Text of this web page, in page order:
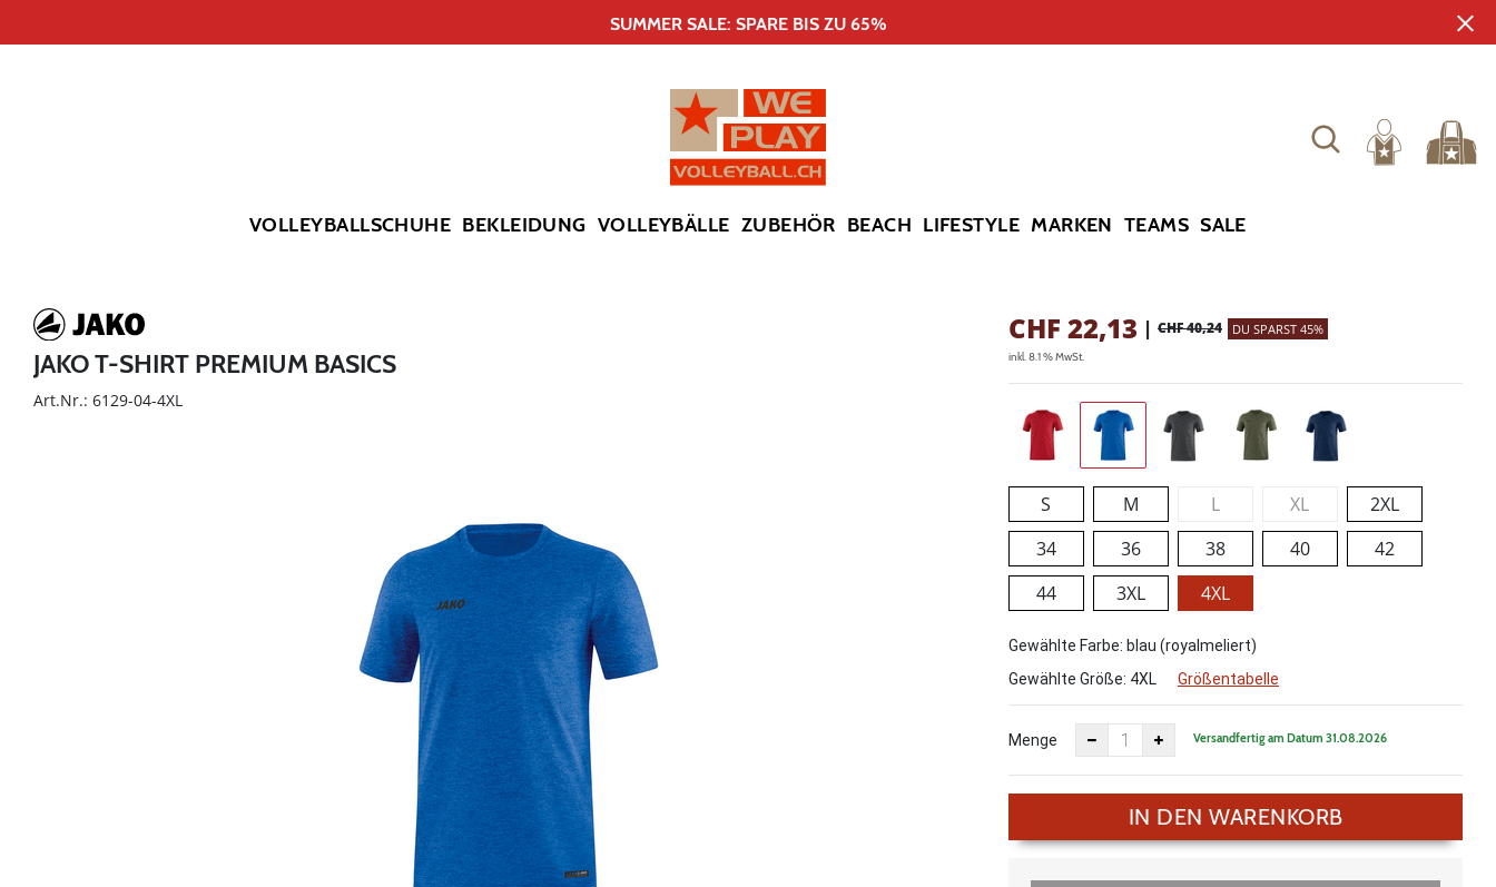
SUMMER SALE: SPARE BIS ZU 65%
VOLLEYBALLSCHUHE BEKLEIDUNG VOLLEYBÄLLE ZUBEHÖR BEACH LIFESTYLE MARKEN TEAMS SALE
JAKO T-SHIRT PREMIUM BASICS
Art.Nr.: 6129-04-4XL
CHF 22,13 | CHF 40,24 DU SPARST 45%
inkl. 8.1 % MwSt.
S M L XL
2XL
34
36 38 40
42
44
3XL 4XL
Gewählte Farbe: blau (royalmeliert)
Gewählte Größe: 4XL Größentabelle
Menge Versandfertig am Datum 31.08.2026
IN DEN WARENKORB